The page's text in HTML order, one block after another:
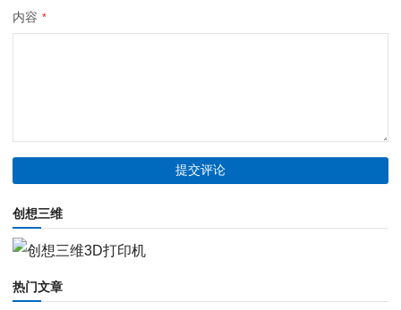
内容 *
创想三维
热门文章